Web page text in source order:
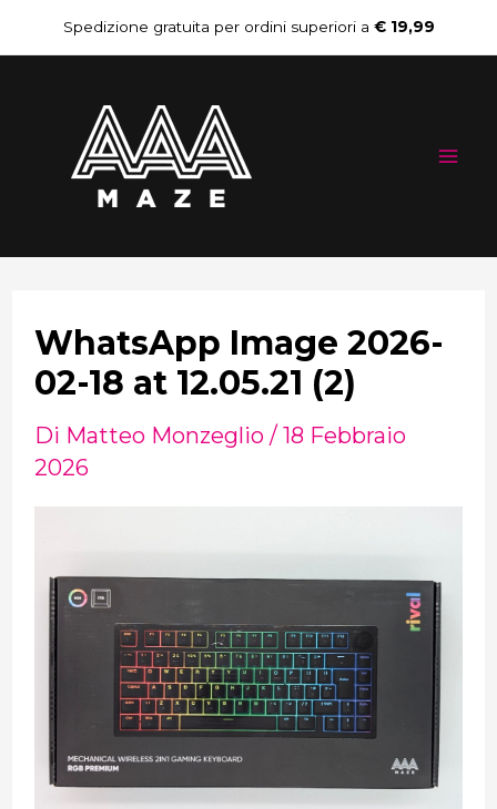
al
contenuto
Spedizione gratuita per ordini superiori a € 19,99
WhatsApp Image 2026-
02-18 at 12.05.21 (2)
Di Matteo Monzeglio / 18 Febbraio
2026
Navigazione
articoli